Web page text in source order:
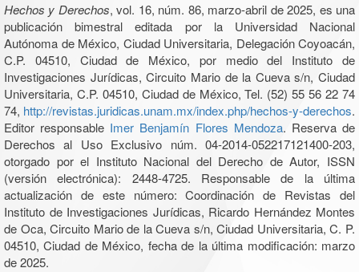
Hechos y Derechos, vol. 16, núm. 86, marzo-abril de 2025, es una
publicación bimestral editada por la Universidad Nacional
Autónoma de México, Ciudad Universitaria, Delegación Coyoacán,
C.P. 04510, Ciudad de México, por medio del Instituto de
Investigaciones Jurídicas, Circuito Mario de la Cueva s/n, Ciudad
Universitaria, C.P. 04510, Ciudad de México, Tel. (52) 55 56 22 74
74, http://revistas.juridicas.unam.mx/index.php/hechos-y-derechos.
Editor responsable Imer Benjamín Flores Mendoza. Reserva de
Derechos al Uso Exclusivo núm. 04-2014-052217121400-203,
otorgado por el Instituto Nacional del Derecho de Autor, ISSN
(versión electrónica): 2448-4725. Responsable de la última
actualización de este número: Coordinación de Revistas del
Instituto de Investigaciones Jurídicas, Ricardo Hernández Montes
de Oca, Circuito Mario de la Cueva s/n, Ciudad Universitaria, C. P.
04510, Ciudad de México, fecha de la última modificación: marzo
de 2025.